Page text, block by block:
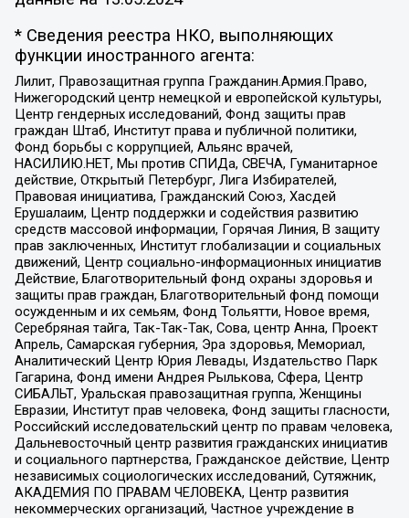
* Сведения реестра НКО, выполняющих
функции иностранного агента:
Лилит, Правозащитная группа Гражданин.Армия.Право,
Нижегородский центр немецкой и европейской культуры,
Центр гендерных исследований, Фонд защиты прав
граждан Штаб, Институт права и публичной политики,
Фонд борьбы с коррупцией, Альянс врачей,
НАСИЛИЮ.НЕТ, Мы против СПИДа, СВЕЧА, Гуманитарное
действие, Открытый Петербург, Лига Избирателей,
Правовая инициатива, Гражданский Союз, Хасдей
Ерушалаим, Центр поддержки и содействия развитию
средств массовой информации, Горячая Линия, В защиту
прав заключенных, Институт глобализации и социальных
движений, Центр социально-информационных инициатив
Действие, Благотворительный фонд охраны здоровья и
защиты прав граждан, Благотворительный фонд помощи
осужденным и их семьям, Фонд Тольятти, Новое время,
Серебряная тайга, Так-Так-Так, Сова, центр Анна, Проект
Апрель, Самарская губерния, Эра здоровья, Мемориал,
Аналитический Центр Юрия Левады, Издательство Парк
Гагарина, Фонд имени Андрея Рылькова, Сфера, Центр
СИБАЛЬТ, Уральская правозащитная группа, Женщины
Евразии, Институт прав человека, Фонд защиты гласности,
Российский исследовательский центр по правам человека,
Дальневосточный центр развития гражданских инициатив
и социального партнерства, Гражданское действие, Центр
независимых социологических исследований, Сутяжник,
АКАДЕМИЯ ПО ПРАВАМ ЧЕЛОВЕКА, Центр развития
некоммерческих организаций, Частное учреждение в